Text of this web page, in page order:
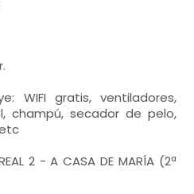
WIFI gratis, ventiladores,
champú, secador de pelo,
2 - A CASA DE MARÍA (2ª